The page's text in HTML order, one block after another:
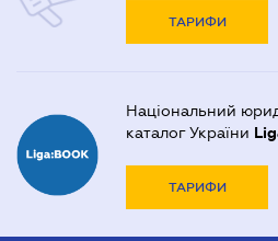
ТАРИФИ
Національний
каталог України
ТАРИФИ